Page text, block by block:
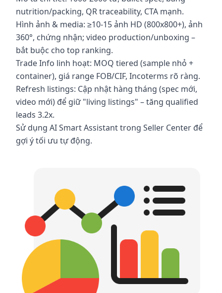
nutrition/packing, QR traceability, CTA mạnh.
Hình ảnh & media: ≥10-15 ảnh HD (800x800+), ảnh
360°, chứng nhận; video production/unboxing –
bắt buộc cho top ranking.
Trade Info linh hoạt: MOQ tiered (sample nhỏ +
container), giá range FOB/CIF, Incoterms rõ ràng.
Refresh listings: Cập nhật hàng tháng (spec mới,
video mới) để giữ "living listings" – tăng qualified
leads 3.2x.
Sử dụng AI Smart Assistant trong Seller Center để
gợi ý tối ưu tự động.